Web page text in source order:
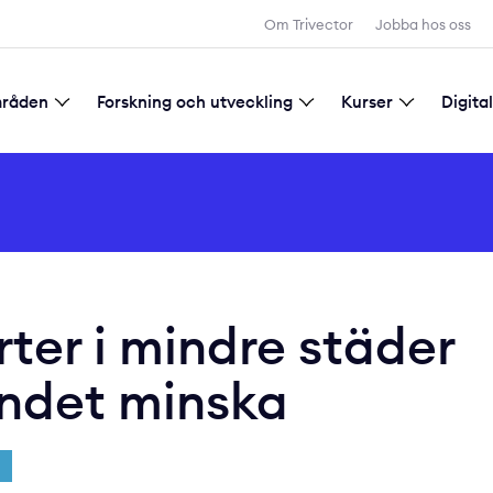
Om Trivector Jobba hos oss
Forskning och utveckling Kurser
i mindre städer
minska